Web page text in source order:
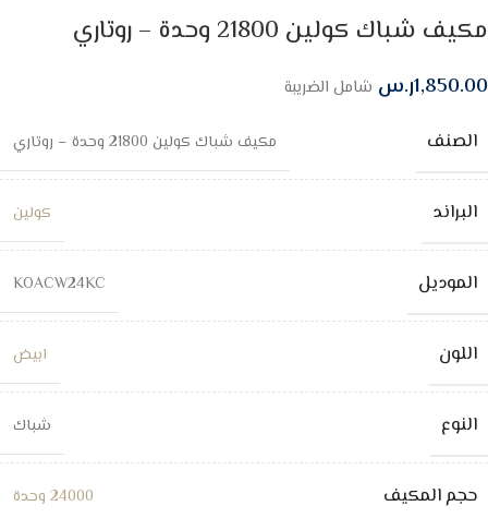
مكيف شباك كولين 21800 وحدة – روتاري
1,850.00ر.س شامل الضريبة
الصنف مكيف شباك كولين 21800 وحدة – روتاري
البراند كولين
الموديل KOACW24KC
اللون ابيض
النوع شباك
حجم المكيف 24000 وحدة